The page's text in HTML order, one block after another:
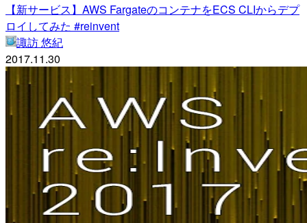
【新サービス】AWS FargateのコンテナをECS CLIからデプ
ロイしてみた #reinvent
諏訪 悠紀
2017.11.30